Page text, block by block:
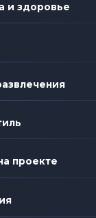
и здоровье
проекте